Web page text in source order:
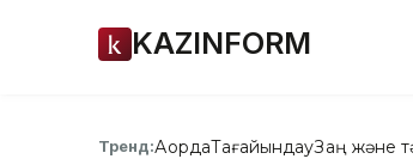
KAZINFORM
Тренд:АқордаТағайындауЗаң және